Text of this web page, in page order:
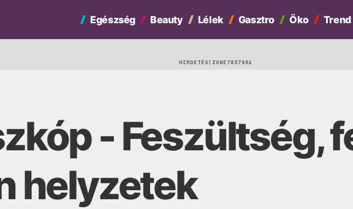
Egészség Beauty Lélek Gasztro Öko
Trend
HIRDETÉS
- Feszültség,
helyzetek